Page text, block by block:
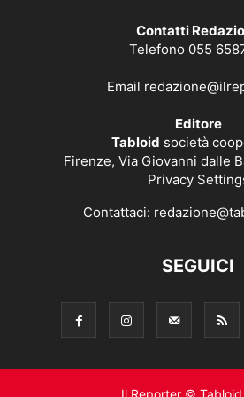
Contatti
Telefono 055
Email
Editore
Tabloid società
Firenze, Via Giovanni dalle
Privacy
Contattaci:
SEGUICI
Il Reporter ©